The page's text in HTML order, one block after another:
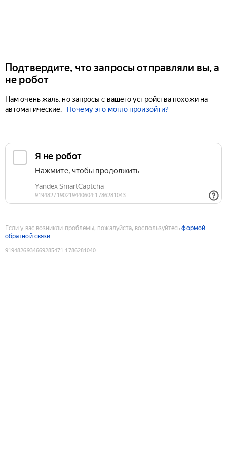
Подтвердите, что запросы отправляли вы, а
не робот
Нам очень жаль, но запросы с вашего устройства похожи на
автоматические.
Почему это могло произойти?
Если у вас возникли проблемы, пожалуйста, воспользуйтесьформой
обратной связи
9194826934669285471 :1786281040